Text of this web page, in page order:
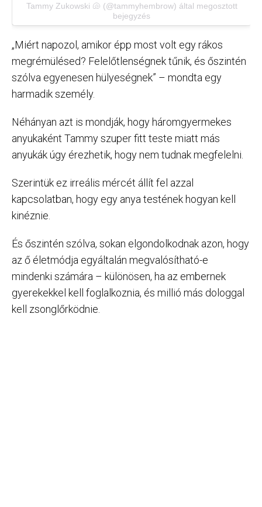
Tammy Zukowski 🐚 (@tammyhembrow) által megosztott
bejegyzés
„Miért napozol, amikor épp most volt egy rákos
megrémülésed? Felelőtlenségnek tűnik, és őszintén
szólva egyenesen hülyeségnek” – mondta egy
harmadik személy.
Néhányan azt is mondják, hogy háromgyermekes
anyukaként Tammy szuper fitt teste miatt más
anyukák úgy érezhetik, hogy nem tudnak megfelelni.
Szerintük ez irreális mércét állít fel azzal
kapcsolatban, hogy egy anya testének hogyan kell
kinéznie.
És őszintén szólva, sokan elgondolkodnak azon, hogy
az ő életmódja egyáltalán megvalósítható-e
mindenki számára – különösen, ha az embernek
gyerekekkel kell foglalkoznia, és millió más dologgal
kell zsonglőrködnie.